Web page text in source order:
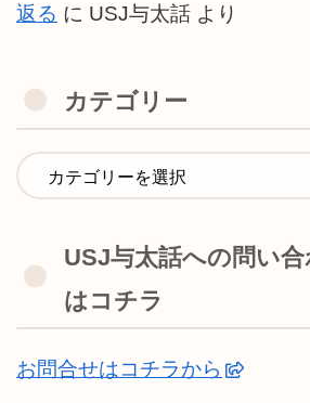
返る に USJ与太話 より
カテゴリー
USJ与太話への問い
はコチラ
お問合せはコチラから